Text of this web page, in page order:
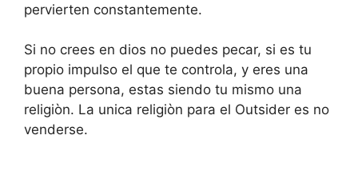
pervierten constantemente.
Si no crees en dios no puedes pecar, si es tu
propio impulso el que te controla, y eres una
buena persona, estas siendo tu mismo una
religiòn. La unica religiòn para el Outsider es no
venderse.